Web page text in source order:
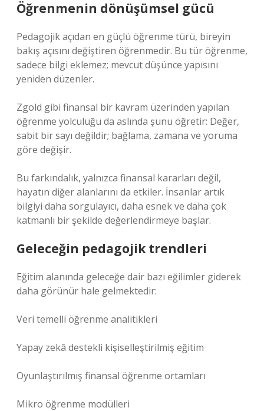
Öğrenmenin dönüşümsel gücü
Pedagojik açıdan en güçlü öğrenme türü, bireyin
bakış açısını değiştiren öğrenmedir. Bu tür öğrenme,
sadece bilgi eklemez; mevcut düşünce yapısını
yeniden düzenler.
Zgold gibi finansal bir kavram üzerinden yapılan
öğrenme yolculuğu da aslında şunu öğretir: Değer,
sabit bir sayı değildir; bağlama, zamana ve yoruma
göre değişir.
Bu farkındalık, yalnızca finansal kararları değil,
hayatın diğer alanlarını da etkiler. İnsanlar artık
bilgiyi daha sorgulayıcı, daha esnek ve daha çok
katmanlı bir şekilde değerlendirmeye başlar.
Geleceğin pedagojik trendleri
Eğitim alanında geleceğe dair bazı eğilimler giderek
daha görünür hale gelmektedir:
Veri temelli öğrenme analitikleri
Yapay zekâ destekli kişiselleştirilmiş eğitim
Oyunlaştırılmış finansal öğrenme ortamları
Mikro öğrenme modülleri